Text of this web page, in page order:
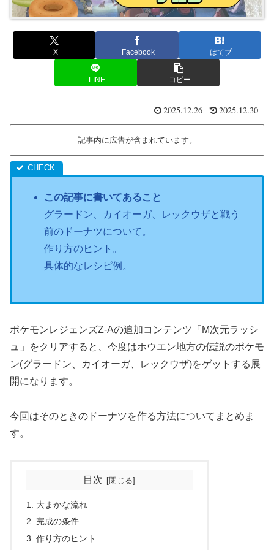
X Facebook はてブ
LINE コピー
2025.12.26 2025.12.30
記事内に広告が含まれています。
この記事に書いてあること
グラードン、カイオーガ、レックウザと戦う
前のドーナツについて。
作り方のヒント。
具体的なレシピ例。
ポケモンレジェンズZ-Aの追加コンテンツ「M次元ラッシ
ュ」をクリアすると、今度はホウエン地方の伝説のポケモ
ン(グラードン、カイオーガ、レックウザ)をゲットする展
開になります。
今回はそのときのドーナツを作る方法についてまとめま
す。
目次
大まかな流れ
完成の条件
作り方のヒント